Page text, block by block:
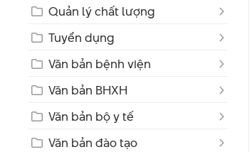
Quản lý chất lượng
Tuyển dụng
Văn bản bệnh viện
Văn bản BHXH
Văn bản bộ y tế
Văn bản đào tạo